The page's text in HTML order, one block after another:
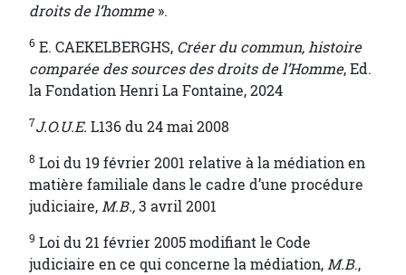
droits de l’homme».
6 E. CAEKELBERGHS, Créer du commun, histoire
comparée des sources des droits de l’Homme, Ed.
la Fondation Henri La Fontaine, 2024
7J.O.U.E. L136 du 24 mai 2008
8 Loi du 19 février 2001 relative à la médiation en
matière familiale dans le cadre d’une procédure
judiciaire,M.B.,3 avril 2001
9 Loi du 21 février 2005 modifiant le Code
judiciaire en ce qui concerne la médiation,M.B.,